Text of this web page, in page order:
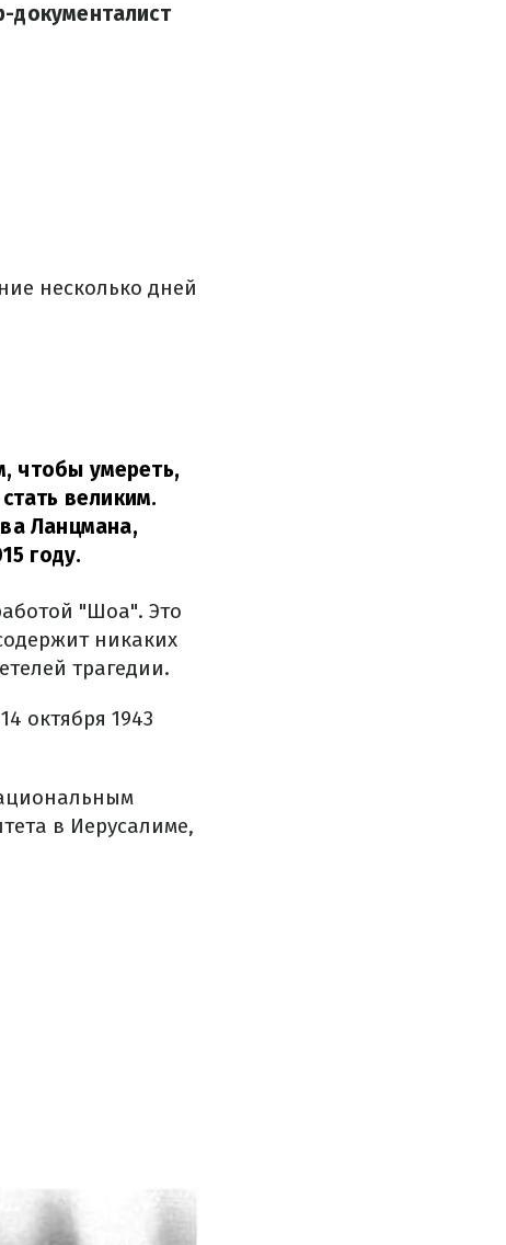
документалист
несколько дней
чтобы умереть,
великим.
Ланцмана,
году.
"Шоа". Это
никаких
трагедии.
октября 1943
в Иерусалиме,